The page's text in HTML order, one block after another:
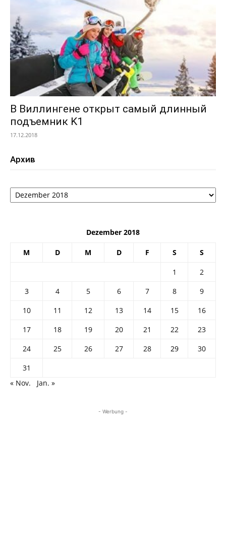
В Виллингене открыт самый длинный
подъемник K1
17.12.2018
Архив
Архив
Dezember 2018
M D M D F S S
1
2
3
4 5 6 7 8
9
10
11 12 13 14 15
16
17
18 19 20 21 22
23
24
25 26 27 28 29
30
31
« Nov.
Jan. »
- Werbung -